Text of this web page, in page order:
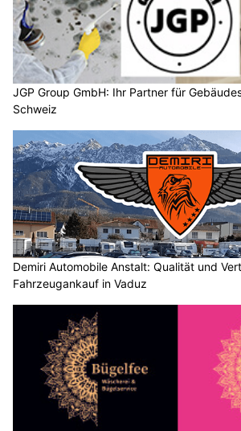
JGP Group GmbH: Ihr Partner für
Schweiz
Demiri Automobile Anstalt: Qualität und
Fahrzeugankauf in Vaduz